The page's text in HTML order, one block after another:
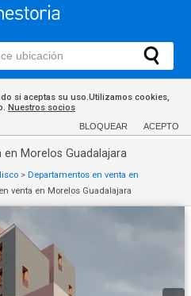
si aceptas su uso.Utilizamos cookies,
Nuestros socios
BLOQUEAR ACEPTO
Morelos Guadalajara
> Departamentos en venta en
venta en Morelos Guadalajara